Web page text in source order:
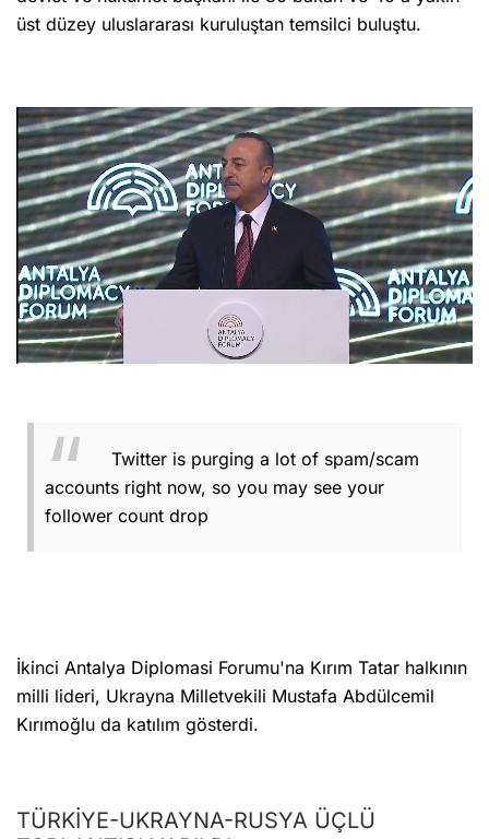
üst düzey uluslararası kuruluştan temsilci buluştu.
Twitter is purging a lot of spam/scam
accounts right now, so you may see your
follower count drop
İkinci Antalya Diplomasi Forumu'na Kırım Tatar halkının
milli lideri, Ukrayna Milletvekili Mustafa Abdülcemil
Kırımoğlu da katılım gösterdi.
TÜRKİYE-UKRAYNA-RUSYA ÜÇLÜ